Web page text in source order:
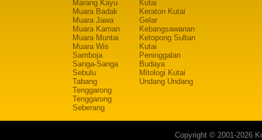
Marang Kayu
Muara Badak
Muara Jawa
Muara Kaman
Muara Muntai
Muara Wis
Samboja
Sanga-Sanga
Sebulu
Tabang
Tenggarong
Tenggarong
Seberang
Kutai
Keraton Kutai
Gelar
Kebangsawanan
Ketopong Sultan
Kutai
Peninggalan
Budaya
Mitologi Kutai
Undang Undang
Copyright © 2001-2026